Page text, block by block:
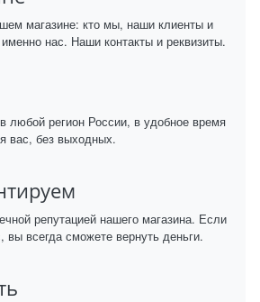
магазине: кто мы, наши клиенты и
нас. Наши контакты и реквизиты.
любой регион России, в удобное время
вас, без выходных.
репутацией нашего магазина. Если
вы всегда сможете вернуть деньги.